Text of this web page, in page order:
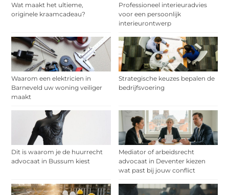
Wat maakt het ultieme,
originele kraamcadeau?
Professioneel interieuradvies
voor een persoonlijk
interieurontwerp
Waarom een elektricien in
Barneveld uw woning veiliger
maakt
Strategische keuzes bepalen de
bedrijfsvoering
Dit is waarom je de huurrecht
advocaat in Bussum kiest
Mediator of arbeidsrecht
advocaat in Deventer kiezen
wat past bij jouw conflict